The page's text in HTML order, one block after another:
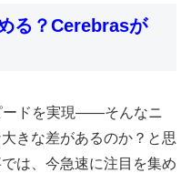
る？Cerebrasが
ードを実現――そんなニ
きな差があるのか？と思
は、今急速に注目を集め